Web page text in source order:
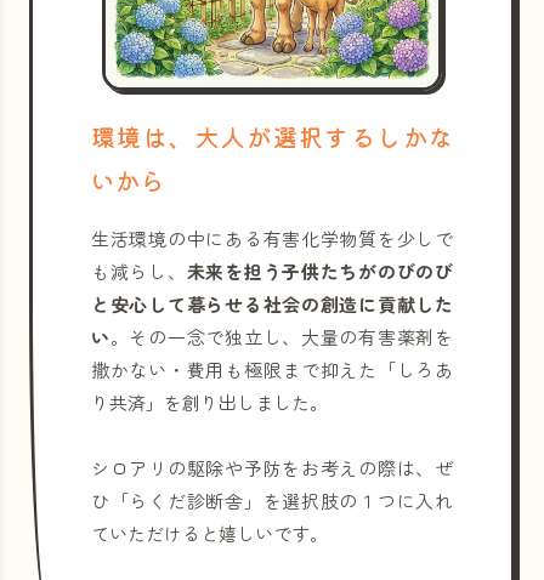
環境は、大人が選択するしかな
いから
生活環境の中にある有害化学物質を少しで
も減らし、 未来を担う子供たちがのびのび
と安心して暮らせる社会の創造に貢献した
い。その一念で独立し、大量の有害薬剤を
撒かない・費用も極限まで抑えた「しろあ
り共済」を創り出しました。
シロアリの駆除や予防をお考えの際は、ぜ
ひ「らくだ診断舎」を選択肢の１つに入れ
ていただけると嬉しいです。